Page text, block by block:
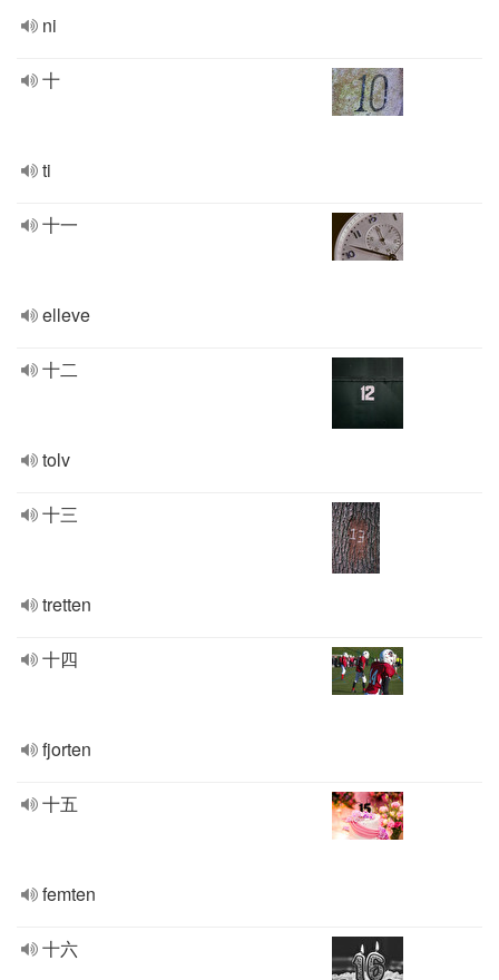
ni
十
ti
十一
elleve
十二
tolv
十三
tretten
十四
fjorten
十五
femten
十六